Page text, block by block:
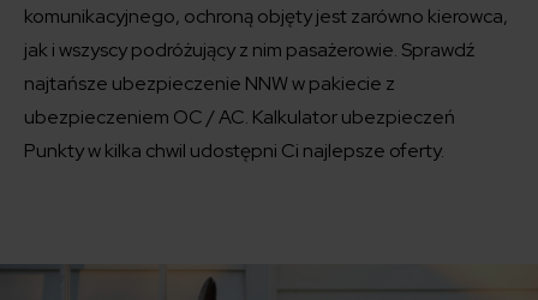
komunikacyjnego, ochroną objęty jest zarówno kierowca,
jak i wszyscy podróżujący z nim pasażerowie. Sprawdź
najtańsze ubezpieczenie NNW w pakiecie z
ubezpieczeniem OC / AC. Kalkulator ubezpieczeń
Punkty w kilka chwil udostępni Ci najlepsze oferty.